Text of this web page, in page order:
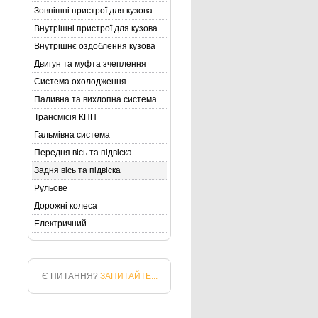
Зовнішні пристрої для кузова
Внутрішні пристрої для кузова
Внутрішнє оздоблення кузова
Двигун та муфта зчеплення
Система охолодження
Паливна та вихлопна система
Трансмісія КПП
Гальмівна система
Передня вісь та підвіска
Задня вісь та підвіска
Рульове
Дорожні колеса
Електричний
Є ПИТАННЯ? ЗАПИТАЙТЕ...